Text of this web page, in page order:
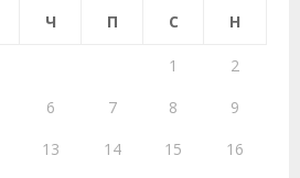
C
H
Ч П С Н
1
2
6 7 8
9
13 14 15
16